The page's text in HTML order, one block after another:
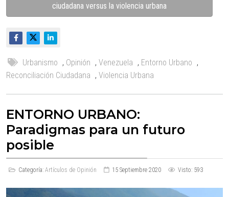
ciudadana versus la violencia urbana
Urbanismo , Opinión , Venezuela , Entorno Urbano ,
Reconciliación Ciudadana , Violencia Urbana
ENTORNO URBANO:
Paradigmas para un futuro
posible
Categoría: Artículos de Opinión 15 Septiembre 2020 Visto: 593